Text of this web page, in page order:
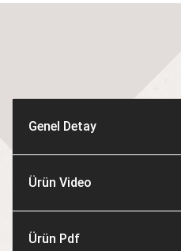
Genel Detay
Ürün Video
Ürün Pdf